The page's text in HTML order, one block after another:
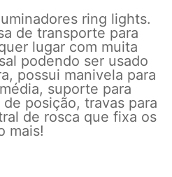
ring lights.
de transporte para
lugar com muita
podendo ser usado
possui manivela para
suporte para
posição, travas para
de rosca que fixa os
mais!